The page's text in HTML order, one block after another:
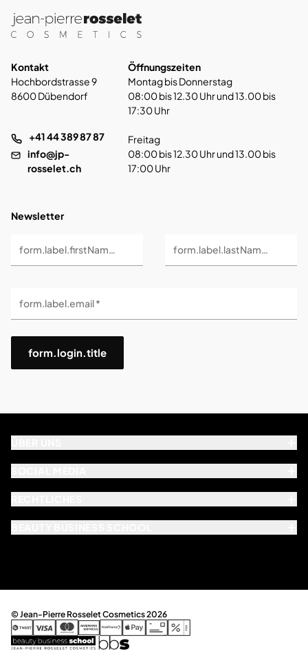
Kontakt
Hochbordstrasse 9
8600 Dübendorf
+41 44 389 87 87
info@jp-
rosselet.ch
Öffnungszeiten
Montag bis Donnerstag
08:00 bis 12.30 Uhr und 13.00 bis
17:30 Uhr
Freitag
08:00 bis 12.30 Uhr und 13.00 bis
17:00 Uhr
Newsletter
form.label.firstName * form.label.lastName *
form.label.email *
form.login.title
© Jean-Pierre Rosselet Cosmetics 2026